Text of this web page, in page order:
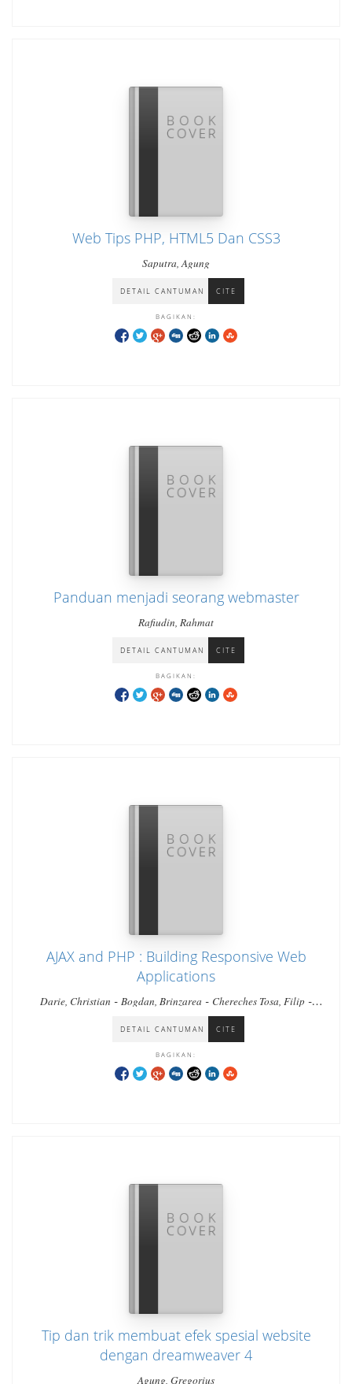
Web Tips PHP, HTML5 Dan CSS3
Saputra, Agung
DETAIL CANTUMAN CITE
BAGIKAN:
Panduan menjadi seorang webmaster
Rafiudin, Rahmat
DETAIL CANTUMAN CITE
BAGIKAN:
AJAX and PHP : Building Responsive Web
Applications
Darie, Christian - Bogdan, Brinzarea - Chereches Tosa, Filip -
DETAIL CANTUMAN CITE
BAGIKAN:
Tip dan trik membuat efek spesial website
dengan dreamweaver 4
Agung, Gregorius